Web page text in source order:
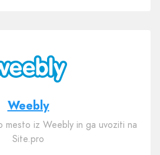
Weebly
mesto iz Weebly in ga uvoziti na
Site.pro